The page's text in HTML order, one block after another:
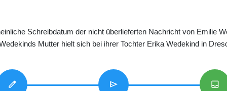
Schreibdatum der nicht überlieferten Nachricht von Emilie
Mutter hielt sich bei ihrer Tochter Erika Wedekind in
edit send inbox